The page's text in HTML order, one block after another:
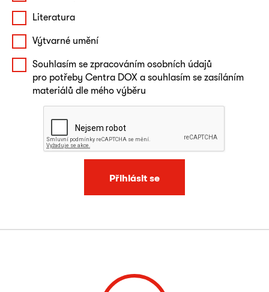
Literatura
Výtvarné umění
Souhlasím se zpracováním osobních údajů
pro potřeby Centra DOX a souhlasím se zasíláním
materiálů dle mého výběru
Přihlásit se